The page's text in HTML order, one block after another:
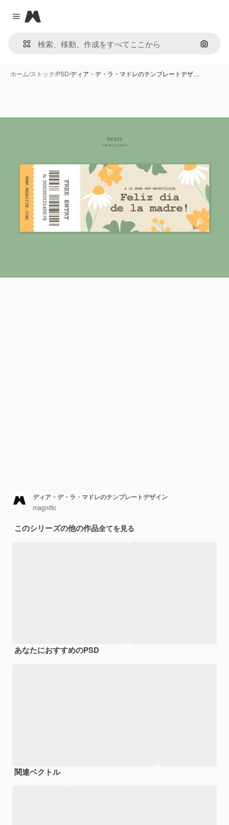
Close menu
Magnific
画像で
ホーム/ストック/PSD/ディア・デ・ラ・マドレのテンプレートデザ…
ディア・デ・ラ・マドレのテンプレートデザイン
magnific
このシリーズの他の作品全てを見る
あなたにおすすめのPSD
関連ベクトル